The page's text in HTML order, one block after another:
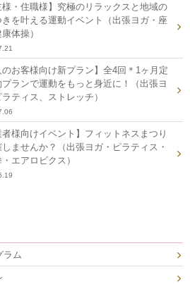
様・住職様】究極のリラックスと地域の
を叶える運動イベント（出張ヨガ・座
体操）
のお客様向け新プラン】全4回＊1ヶ月定
ランで運動をもっと身近に！（出張ヨ
ティス、ストレッチ）
者様向けイベント】フィットネスまつり
しませんか？（出張ヨガ・ピラティス・
エアロビクス）
ラム